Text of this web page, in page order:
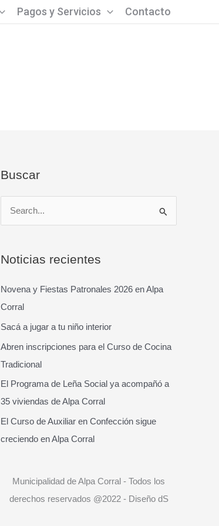
Pagos y Servicios Contacto
Buscar
c
a
r
Noticias recientes
Novena y Fiestas Patronales 2026 en Alpa
Corral
Sacá a jugar a tu niño interior
Abren inscripciones para el Curso de Cocina
Tradicional
El Programa de Leña Social ya acompañó a
35 viviendas de Alpa Corral
El Curso de Auxiliar en Confección sigue
creciendo en Alpa Corral
Municipalidad de Alpa Corral - Todos los
derechos reservados @2022 - Diseño dS